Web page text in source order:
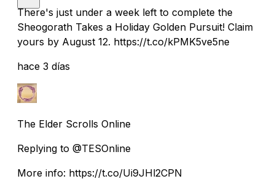
There's just under a week left to complete the
Sheogorath Takes a Holiday Golden Pursuit! Claim
yours by August 12. https://t.co/kPMK5ve5ne
hace 3 días
The Elder Scrolls Online
Replying to @TESOnline
More info: https://t.co/Ui9JHl2CPN